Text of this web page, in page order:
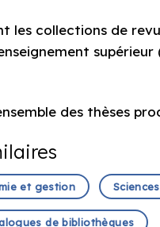
les collections de
supérieur
des thèses
et gestion
de bibliothèques